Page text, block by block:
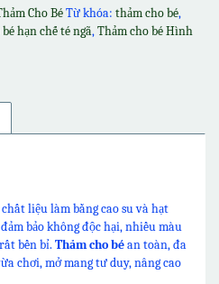
Cho BéTừ khóa: thảm cho bé,
hạn chế té ngã,Thảm cho bé Hình
chất liệu làm bằng cao su và hạt
bảo không độc hại, nhiều màu
bền bỉ. Thảm cho béan toàn, đa
chơi, mở mang tư duy, nâng cao